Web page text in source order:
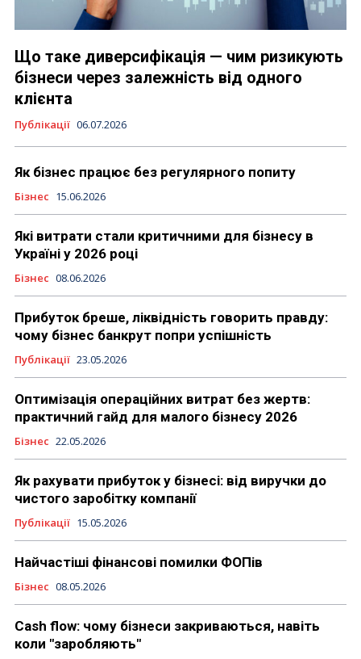
Що таке диверсифікація — чим ризикують
бізнеси через залежність від одного
клієнта
Публікації 06.07.2026
Як бізнес працює без регулярного попиту
Бізнес 15.06.2026
Які витрати стали критичними для бізнесу в
Україні у 2026 році
Бізнес 08.06.2026
Прибуток бреше, ліквідність говорить правду:
чому бізнес банкрут попри успішність
Публікації 23.05.2026
Оптимізація операційних витрат без жертв:
практичний гайд для малого бізнесу 2026
Бізнес 22.05.2026
Як рахувати прибуток у бізнесі: від виручки до
чистого заробітку компанії
Публікації 15.05.2026
Найчастіші фінансові помилки ФОПів
Бізнес 08.05.2026
Cash flow: чому бізнеси закриваються, навіть
коли "заробляють"